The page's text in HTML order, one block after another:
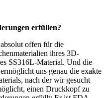
erfüllen?
offen für die
ihres 3D-
SS316L-Material. Und die
uns genau die exakte
nach der wir gesucht
einen Druckkopf zu